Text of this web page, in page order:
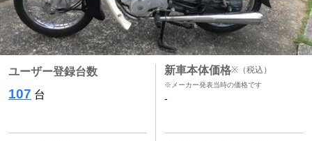
ユーザー登録台数
107 台
新車本体価格※ （税込）
※メーカー発表当時の価格です
-